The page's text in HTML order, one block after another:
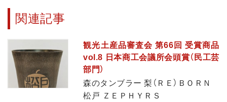
関連記事
観光土産品審査会 第66回 受賞商品
vol.8 日本商工会議所会頭賞（民工芸
部門）
森のタンブラー 梨（ＲＥ）ＢＯＲＮ
松戸 ＺＥＰＨＹＲＳ